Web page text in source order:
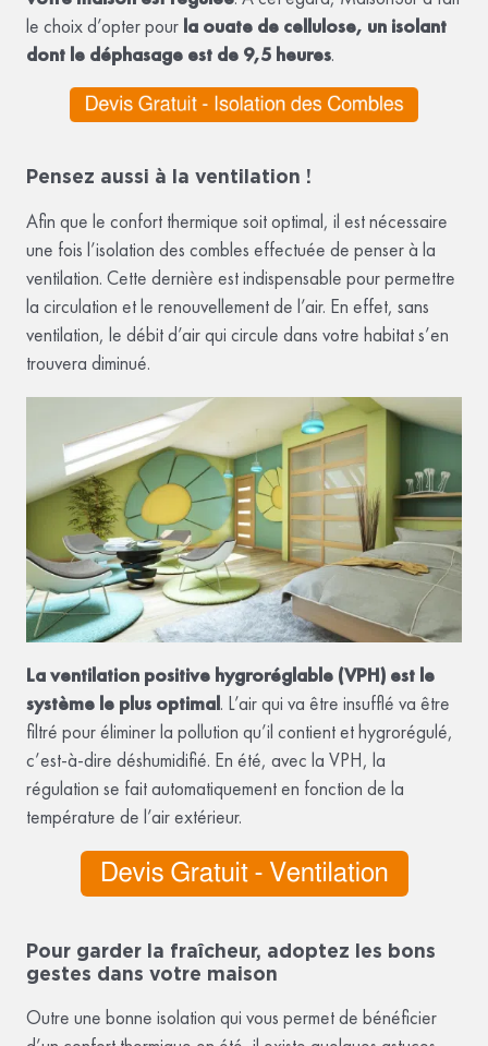
le choix d’opter pour la ouate de cellulose, un isolant
dont le déphasage est de 9,5 heures.
Pensez aussi à la ventilation !
Afin que le confort thermique soit optimal, il est nécessaire
une fois l’isolation des combles effectuée de penser à la
ventilation. Cette dernière est indispensable pour permettre
la circulation et le renouvellement de l’air. En effet, sans
ventilation, le débit d’air qui circule dans votre habitat s’en
trouvera diminué.
La ventilation positive hygroréglable (VPH) est le
système le plus optimal. L’air qui va être insufflé va être
filtré pour éliminer la pollution qu’il contient et hygrorégulé,
c’est-à-dire déshumidifié. En été, avec la VPH, la
régulation se fait automatiquement en fonction de la
température de l’air extérieur.
Pour garder la fraîcheur, adoptez les bons
gestes dans votre maison
Outre une bonne isolation qui vous permet de bénéficier